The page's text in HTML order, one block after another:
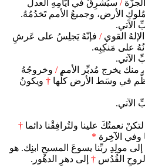
/ سيُشرِقُ في أيّامِهِ العدل
الأرض، وجميعُ الأمم تَخدُمُهُ.
الآتي.
القوي/ فإنّهُ يَجلِسُ على عَرشِ
على مَنكِبِه.
الآتي.
منك يخرج مُدبِّر الأمم/ وخروجُهُ
في وسَط الأرض كلِّها † ويكونُ
الآتي.
نعمتُكَ علينا ولتُرافِقْنا دائما †
وفي الآخِرة *
مولِدِ ربِّنا يسوعَ المسيحِ ابنِك. هو
القُدُس † إلى دهرِ الدهُور.